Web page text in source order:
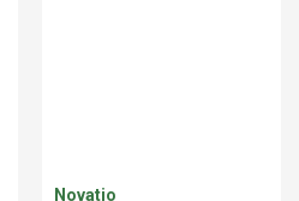
Novatio